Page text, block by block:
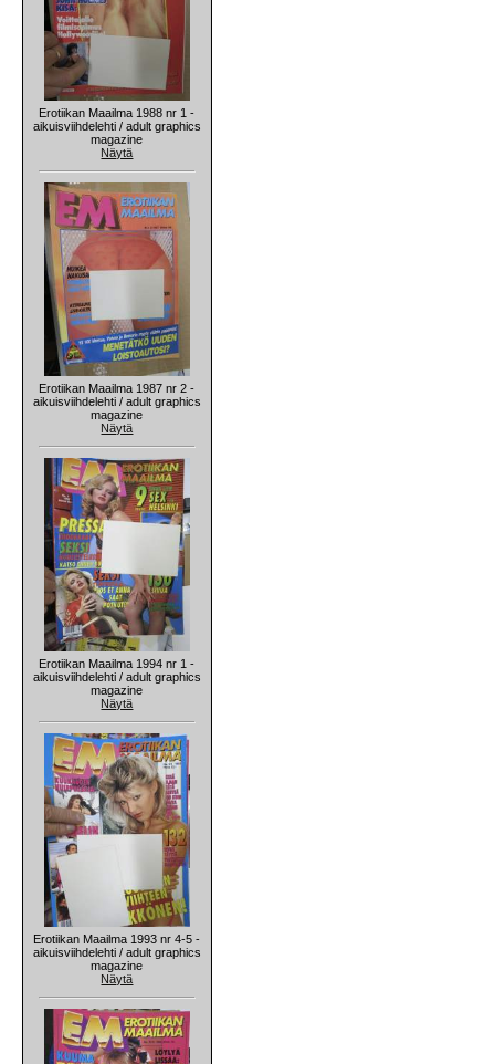
Erotiikan Maailma 1988 nr 1 -
aikuisviihdelehti / adult graphics
magazine
Näytä
Erotiikan Maailma 1987 nr 2 -
aikuisviihdelehti / adult graphics
magazine
Näytä
Erotiikan Maailma 1994 nr 1 -
aikuisviihdelehti / adult graphics
magazine
Näytä
Erotiikan Maailma 1993 nr 4-5 -
aikuisviihdelehti / adult graphics
magazine
Näytä